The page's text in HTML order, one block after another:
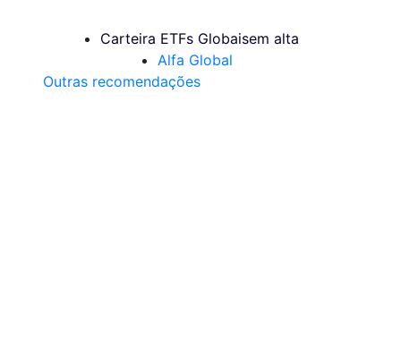
Carteira ETFs Globaisem alta
Alfa Global
Outras recomendações